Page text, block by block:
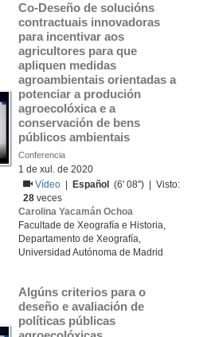
Co-Deseño de solucións
contractuais innovadoras
para incentivar aos
agricultores para que
apliquen medidas
agroambientais orientadas a
potenciar a produción
agroecolóxica e a
conservación de bens
públicos ambientais
Conferencia
1 de xul. de 2020
Vídeo
Español
(6' 08'') | Visto:
28 veces
Carolina Yacamán Ochoa
Facultade de Xeografía e Historia,
Departamento de Xeografía,
Universidad Autónoma de Madrid
Algúns criterios para o
deseño e avaliación de
políticas públicas